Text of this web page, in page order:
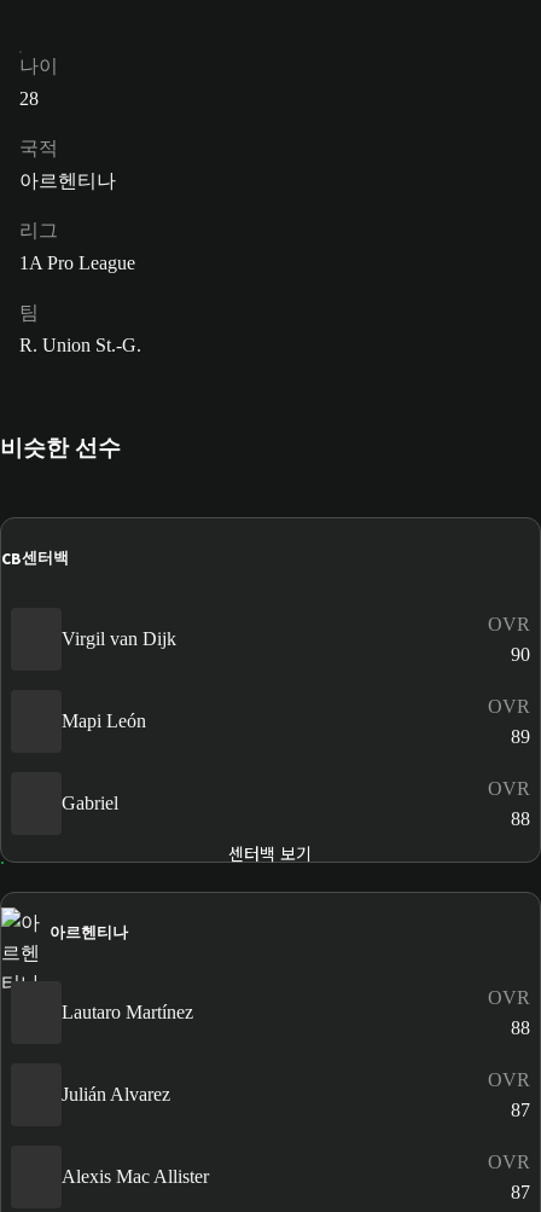
나이
28
국적
아르헨티나
리그
1A Pro League
팀
R. Union St.-G.
비슷한 선수
CB센터백
Virgil van Dijk
OVR
90
Mapi León
OVR
89
Gabriel
OVR
88
센터백 보기
아르헨티나
Lautaro Martínez
OVR
88
Julián Alvarez
OVR
87
Alexis Mac Allister
OVR
87